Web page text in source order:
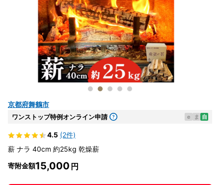
京都府舞鶴市
ワンストップ特例オンライン申請 e ま 自
4.5 (2件)
薪 ナラ 40cm 約25kg 乾燥薪
寄附金額15,000